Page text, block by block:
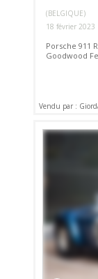
(BELGIQUE)
18 février 2023
Porsche 911
Goodwood
Vendu par :